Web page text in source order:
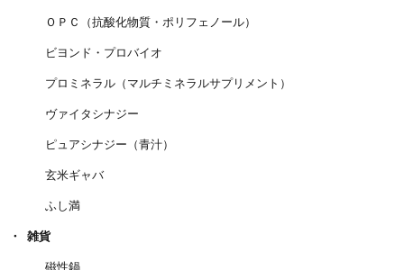
ＯＰＣ（抗酸化物質・ポリフェノール）
ビヨンド・プロバイオ
プロミネラル（マルチミネラルサプリメント）
ヴァイタシナジー
ピュアシナジー（青汁）
玄米ギャバ
ふし満
雑貨
磁性鍋